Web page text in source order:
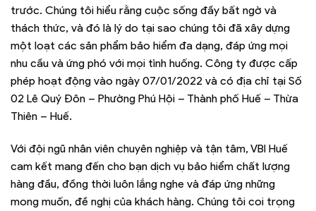
trước. Chúng tôi hiểu rằng cuộc sống đầy bất ngờ và
thách thức, và đó là lý do tại sao chúng tôi đã xây dựng
một loạt các sản phẩm bảo hiểm đa dạng, đáp ứng mọi
nhu cầu và ứng phó với mọi tình huống. Công ty được cấp
phép hoạt động vào ngày 07/01/2022 và có địa chỉ tại Số
02 Lê Quý Đôn – Phường Phú Hội – Thành phố Huế – Thừa
Thiên – Huế.
Với đội ngũ nhân viên chuyên nghiệp và tận tâm, VBI Huế
cam kết mang đến cho bạn dịch vụ bảo hiểm chất lượng
hàng đầu, đồng thời luôn lắng nghe và đáp ứng những
mong muốn, đề nghị của khách hàng. Chúng tôi coi trọng